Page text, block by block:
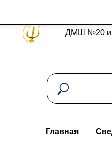
ДМШ №20
Главная